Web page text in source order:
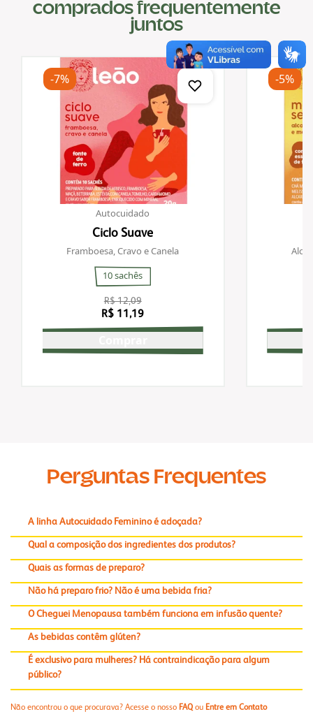
comprados frequentemente
juntos
Autocuidado
Ciclo Suave
Framboesa, Cravo e Canela
10 sachês
-7%
R$ 11,19
R$ 12,09
-5%
Perguntas Frequentes
A linha Autocuidado Feminino é adoçada?
Qual a composição dos ingredientes dos produtos?
Quais as formas de preparo?
Não há preparo frio? Não é uma bebida fria?
O Cheguei Menopausa também funciona em infusão quente?
As bebidas contêm glúten?
É exclusivo para mulheres? Há contraindicação para algum
público?
Não encontrou o que procurava? Acesse o nosso FAQ ou Entre em Contato